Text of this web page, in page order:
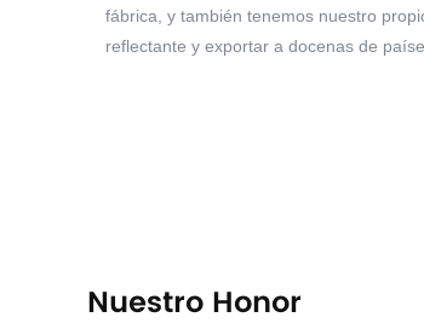
fábrica, y también tenemos nuestro
reflectante y exportar a docenas de
Nuestro Honor